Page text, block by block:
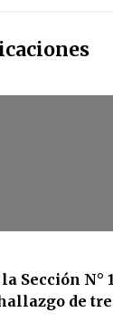
la Sección N°
de